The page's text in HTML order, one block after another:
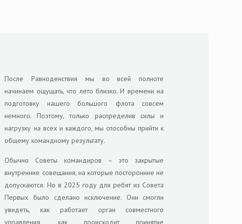
После Равноденствия мы во всей полноте
начинаем ощущать, что лето близко. И времени на
подготовку нашего большого флота совсем
немного. Поэтому, только распределив силы и
нагрузку на всех и каждого, мы способны прийти к
общему командному результату.
Обычно Советы командиров – это закрытые
внутренние совещания, на которые посторонние не
допускаются. Но в 2025 году для ребят из Совета
Первых было сделано исключение. Они смогли
увидеть, как работает орган совместного
управления, как происходит принятие